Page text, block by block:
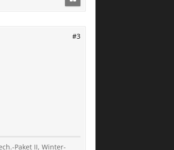
#3
Paket II, Winter-